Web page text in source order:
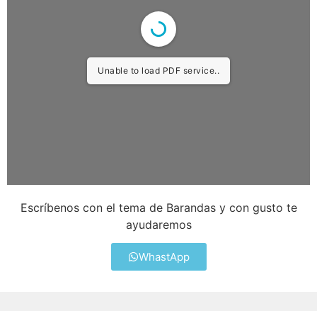
Unable to load PDF service..
Escríbenos con el tema de Barandas y con gusto te
ayudaremos
WhastApp